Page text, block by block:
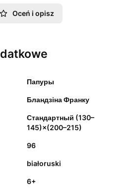
Oceń i opisz
Папуры
Бландзіна Франку
Стандартный (130–
145)×(200–215)
96
białoruski
6+